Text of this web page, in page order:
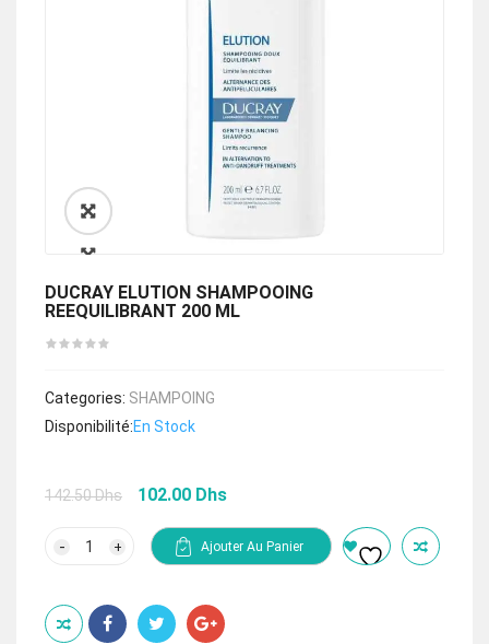
🔍
DUCRAY ELUTION SHAMPOOING
REEQUILIBRANT 200 ML
Categories: SHAMPOING
Disponibilité:En Stock
142.50Dhs
Le
initial
était :
102.00 Dhs
est :
SHAMPOOING
REEQUILIBRANT
200
Ajouter Au Panier